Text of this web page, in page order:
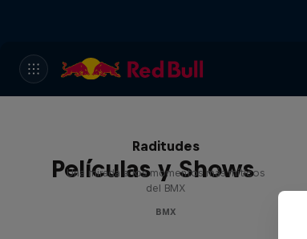
Películas y Shows
Raditudes
Una mirada a los momentos más míticos
del BMX
BMX